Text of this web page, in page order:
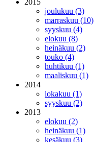
joulukuu (3)
marraskuu (10)
syyskuu (4)
elokuu (8)
heinäkuu (2)
touko (4)
huhtikuu (1)
maaliskuu (1)
2014
lokakuu (1)
syyskuu (2)
2013
elokuu (2)
heinäkuu (1)
kesäkuu (3)